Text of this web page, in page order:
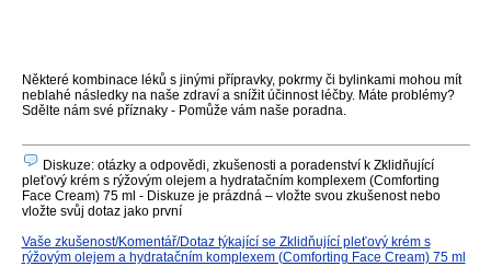
Některé kombinace léků s jinými přípravky, pokrmy či bylinkami mohou mít
neblahé následky na naše zdraví a snížit účinnost léčby. Máte problémy?
Sdělte nám své příznaky - Pomůže vám naše poradna.
Diskuze: otázky a odpovědi, zkušenosti a poradenství k Zklidňující
pleťový krém s rýžovým olejem a hydratačním komplexem (Comforting
Face Cream) 75 ml - Diskuze je prázdná – vložte svou zkušenost nebo
vložte svůj dotaz jako první
Vaše zkušenost/Komentář/Dotaz týkající se Zklidňující pleťový krém s
rýžovým olejem a hydratačním komplexem (Comforting Face Cream) 75 ml